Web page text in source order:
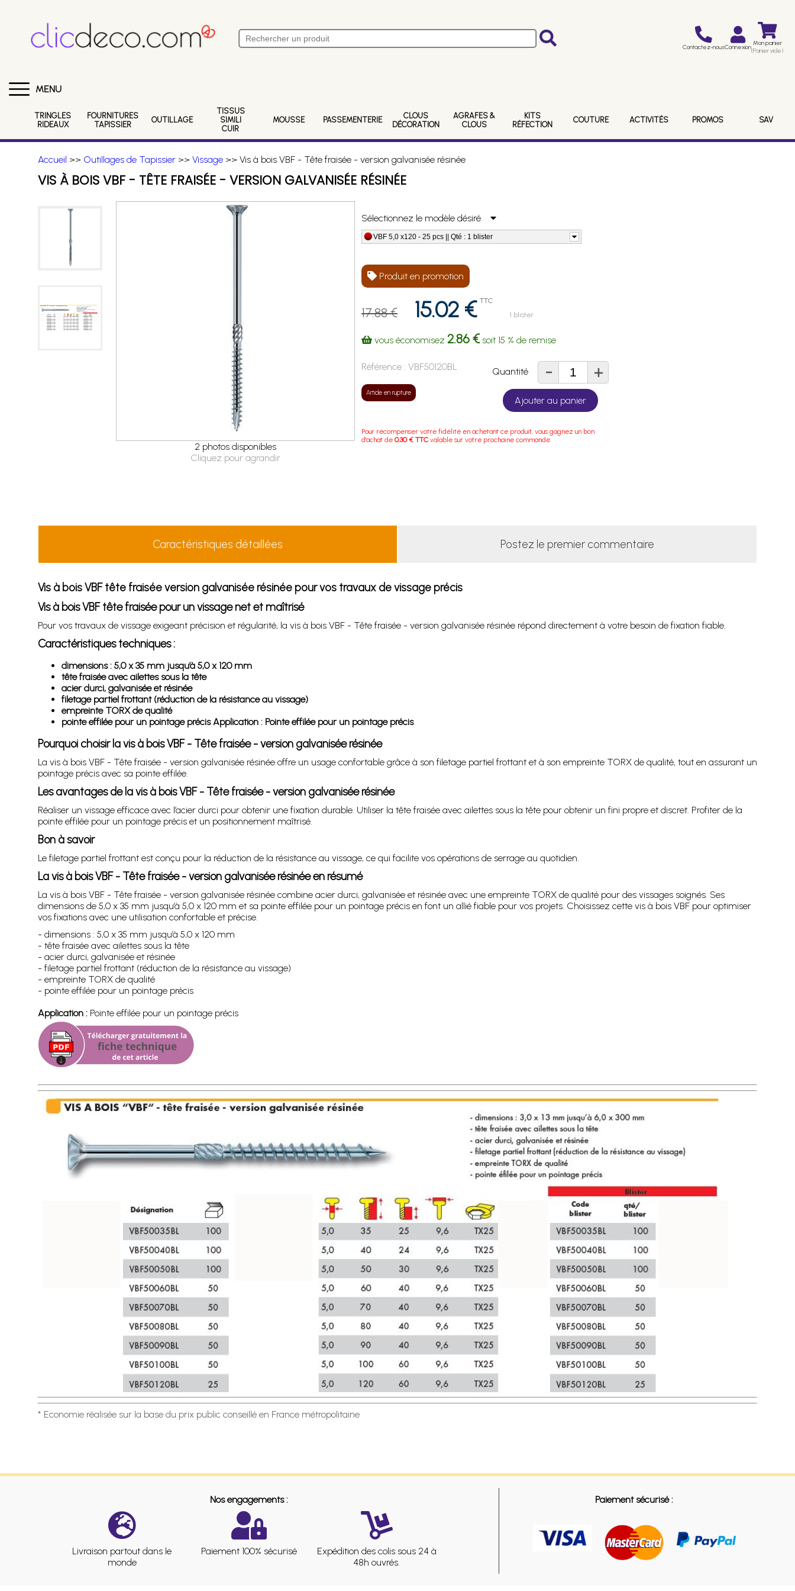
Contactez-nousConnexion Mon panier
(Panier vide)
MENU
TRINGLES
RIDEAUX
FOURNITURES
TAPISSIER
OUTILLAGE
TISSUS
SIMILI
CUIR
MOUSSE PASSEMENTERIE
CLOUS
DÉCORATION
AGRAFES &
CLOUS
KITS
RÉFECTION
COUTURE ACTIVITÉS PROMOS SAV
Accueil >> Outillages de Tapissier>> Vissage>> Vis à bois VBF - Tête fraisée - version galvanisée résinée
VIS À BOIS VBF - TÊTE FRAISÉE - VERSION GALVANISÉE RÉSINÉE
2 photos disponibles
Cliquez pour agrandir
Sélectionnez le modèle désiré
VBF 5,0 x120 - 25 pcs || Qté : 1 blister
Produit en promotion
17.88 € 15.02 € TTC
1 blister
vous économisez2.86 €soit 15 % de remise
Référence :VBF50120BL
Article en rupture
Quantité - +
Ajouter au panier
Pour récompenser votre fidélité en achetant ce produit, vous gagnez un bon
d'achat de0.30 € TTC valable sur votre prochaine commande.
Caractéristiques détaillées Postez le premier commentaire
Vis à bois VBF tête fraisée version galvanisée résinée pour vos travaux de vissage précis
Vis à bois VBF tête fraisée pour un vissage net et maîtrisé
Pour vos travaux de vissage exigeant précision et régularité, la vis à bois VBF - Tête fraisée - version galvanisée résinée répond directement à votre besoin de fixation fiable.
Caractéristiques techniques :
dimensions : 5,0 x 35 mm jusqu’à 5,0 x 120 mm
tête fraisée avec ailettes sous la tête
acier durci, galvanisée et résinée
filetage partiel frottant (réduction de la résistance au vissage)
empreinte TORX de qualité
pointe effilée pour un pointage précis Application : Pointe effilée pour un pointage précis
Pourquoi choisir la vis à bois VBF - Tête fraisée - version galvanisée résinée
La vis à bois VBF - Tête fraisée - version galvanisée résinée offre un usage confortable grâce à son filetage partiel frottant et à son empreinte TORX de qualité, tout en assurant un
pointage précis avec sa pointe effilée.
Les avantages de la vis à bois VBF - Tête fraisée - version galvanisée résinée
Réaliser un vissage efficace avec l’acier durci pour obtenir une fixation durable. Utiliser la tête fraisée avec ailettes sous la tête pour obtenir un fini propre et discret. Profiter de la
pointe effilée pour un pointage précis et un positionnement maîtrisé.
Bon à savoir
Le filetage partiel frottant est conçu pour la réduction de la résistance au vissage, ce qui facilite vos opérations de serrage au quotidien.
La vis à bois VBF - Tête fraisée - version galvanisée résinée en résumé
La vis à bois VBF - Tête fraisée - version galvanisée résinée combine acier durci, galvanisée et résinée avec une empreinte TORX de qualité pour des vissages soignés. Ses
dimensions de 5,0 x 35 mm jusqu’à 5,0 x 120 mm et sa pointe effilée pour un pointage précis en font un allié fiable pour vos projets. Choisissez cette vis à bois VBF pour optimiser
vos fixations avec une utilisation confortable et précise.
- dimensions : 5,0 x 35 mm jusqu’à 5,0 x 120 mm
- tête fraisée avec ailettes sous la tête
- acier durci, galvanisée et résinée
- filetage partiel frottant (réduction de la résistance au vissage)
- empreinte TORX de qualité
- pointe effilée pour un pointage précis
Application :Pointe effilée pour un pointage précis
* Economie réalisée sur la base du prix public conseillé en France métropolitaine
Nos engagements :
Livraison partout dans le
monde
Paiement 100% sécurisé
Expédition des colis sous 24 à
48h ouvrés.
Paiement sécurisé :